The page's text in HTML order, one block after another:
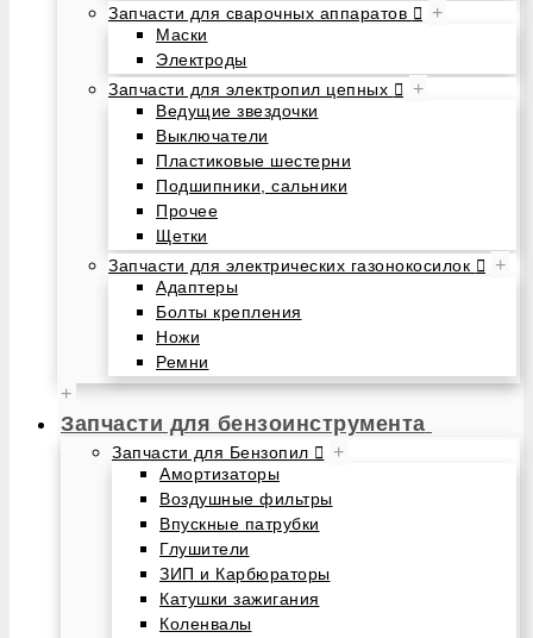
Запчасти для сварочных аппаратов
+
Маски
Электроды
Запчасти для электропил цепных
+
Ведущие звездочки
Выключатели
Пластиковые шестерни
Подшипники, сальники
Прочее
Щетки
Запчасти для электрических газонокосилок
+
Адаптеры
Болты крепления
Ножи
Ремни
+
Запчасти для бензоинструмента
Запчасти для Бензопил +
Амортизаторы
Воздушные фильтры
Впускные патрубки
Глушители
ЗИП и Карбюраторы
Катушки зажигания
Коленвалы